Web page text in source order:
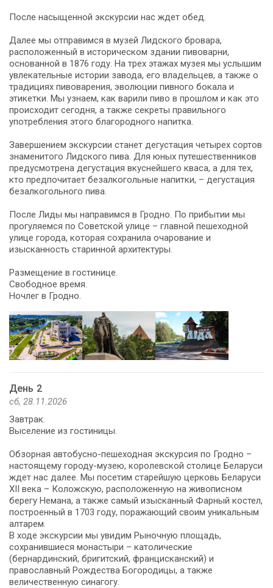
После насыщенной экскурсии нас ждет обед.
Далее мы отправимся в музей Лидского бровара,
расположенный в историческом здании пивоварни,
основанной в 1876 году. На трех этажах музея мы услышим
увлекательные истории завода, его владельцев, а также о
традициях пивоварения, эволюции пивного бокала и
этикетки. Мы узнаем, как варили пиво в прошлом и как это
происходит сегодня, а также секреты правильного
употребления этого благородного напитка.
Завершением экскурсии станет дегустация четырех сортов
знаменитого Лидского пива. Для юных путешественников
предусмотрена дегустация вкуснейшего кваса, а для тех,
кто предпочитает безалкогольные напитки, – дегустация
безалкогольного пива.
После Лиды мы направимся в Гродно. По прибытии мы
прогуляемся по Советской улице – главной пешеходной
улице города, которая сохранила очарование и
изысканность старинной архитектуры.
Размещение в гостинице.
Свободное время.
Ночлег в Гродно.
День 2
сб, 28.11.2026
Завтрак.
Выселение из гостиницы.
Обзорная автобусно-пешеходная экскурсия по Гродно –
настоящему городу-музею, королевской столице Беларуси
ждет нас далее. Мы посетим старейшую церковь Беларуси
XII века – Коложскую, расположенную на живописном
берегу Немана, а также самый изысканный Фарный костел,
построенный в 1703 году, поражающий своим уникальным
алтарем.
В ходе экскурсии мы увидим Рыночную площадь,
сохранившиеся монастыри – католические
(бернардинский, бригитский, францисканский) и
православный Рождества Богородицы, а также
величественную синагогу.